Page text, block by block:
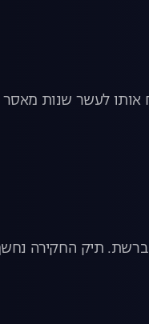
לעשר שנות מאסר
ברשת. תיק החקירה